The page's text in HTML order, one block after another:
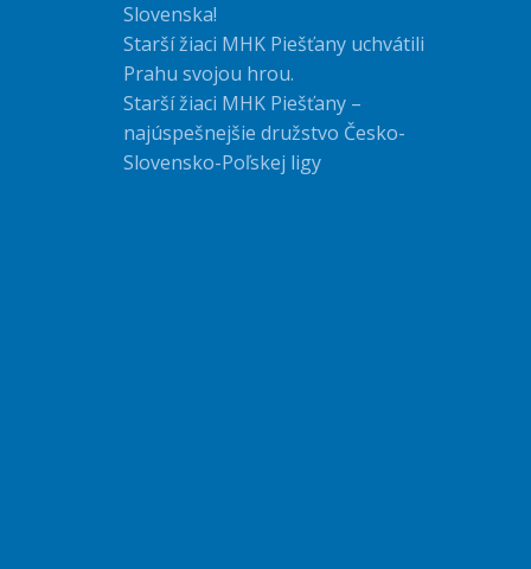
Slovenska!
Starší žiaci MHK Piešťany uchvátili
Prahu svojou hrou.
Starší žiaci MHK Piešťany –
najúspešnejšie družstvo Česko-
Slovensko-Poľskej ligy